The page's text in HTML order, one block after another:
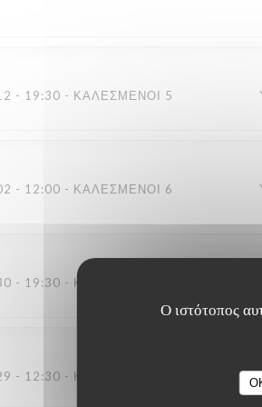
Ο ιστότοπος
- 19:30 - ΚΑΛΕΣΜΈΝΟΙ 5
- 12:00 - ΚΑΛΕΣΜΈΝΟΙ 6
- 19:30 - ΚΑΛΕΣΜΈΝΟΙ 4
- 12:30 - ΚΑΛΕΣΜΈΝΟΙ 6